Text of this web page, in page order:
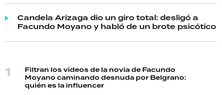
Candela Arizaga dio un giro total: desligó a
Facundo Moyano y habló de un brote psicótico
Filtran los videos de la novia de Facundo
Moyano caminando desnuda por Belgrano:
quién es la influencer